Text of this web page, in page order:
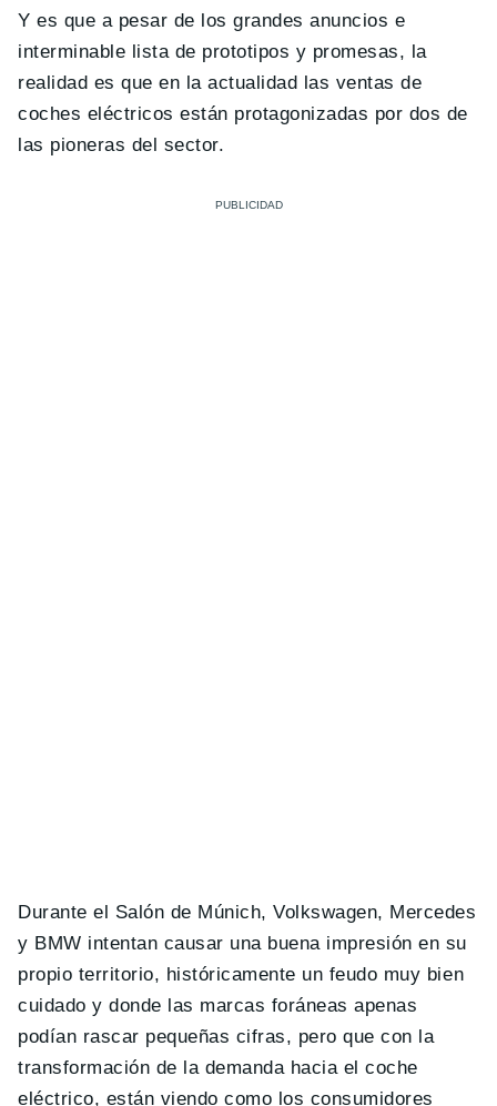
Y es que a pesar de los grandes anuncios e
interminable lista de prototipos y promesas, la
realidad es que en la actualidad las ventas de
coches eléctricos están protagonizadas por dos de
las pioneras del sector.
Durante el Salón de Múnich, Volkswagen, Mercedes
y BMW intentan causar una buena impresión en su
propio territorio, históricamente un feudo muy bien
cuidado y donde las marcas foráneas apenas
podían rascar pequeñas cifras, pero que con la
transformación de la demanda hacia el coche
eléctrico, están viendo como los consumidores